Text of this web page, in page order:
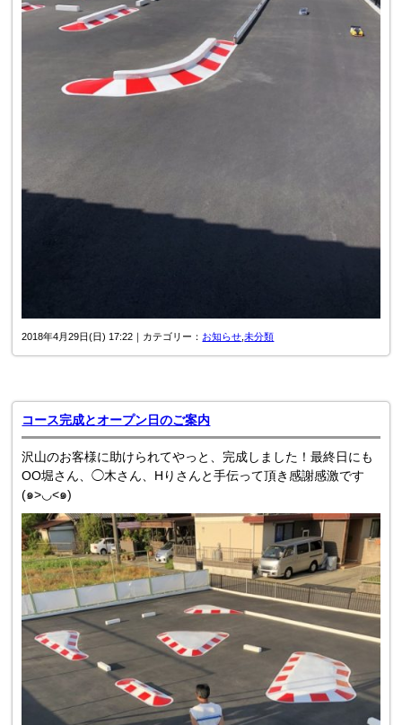
2018年4月29日(日) 17:22｜カテゴリー： お知らせ ,未分類
コース完成とオープン日のご案内
沢山のお客様に助けられてやっと、完成しました！最終日にも
OO堀さん、◯木さん、Hりさんと手伝って頂き感謝感激です
(๑>◡<๑)